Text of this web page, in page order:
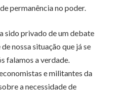
permanência no poder.
sido privado de um debate
nossa situação que já se
falamos a verdade.
e militantes da
a necessidade de